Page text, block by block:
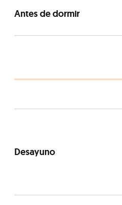
Antes de dormir
Desayuno